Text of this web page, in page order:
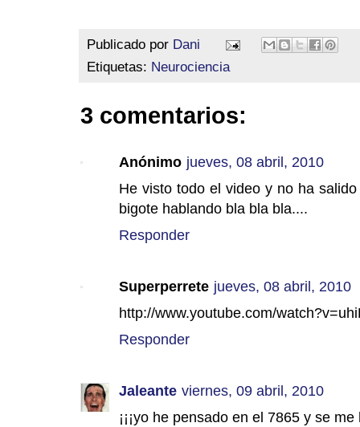
Publicado por Dani
Etiquetas: Neurociencia
3 comentarios:
Anónimo jueves, 08 abril, 2010
He visto todo el video y no ha
bigote hablando bla bla bla....
Responder
Superperrete jueves, 08 abril, 2010
http://www.youtube.com/
Responder
Jaleante viernes, 09 abril, 2010
¡¡¡yo he pensado en el 7865 y se